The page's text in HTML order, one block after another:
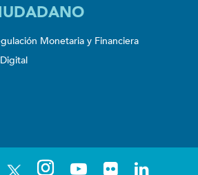
Monetaria y Financiera